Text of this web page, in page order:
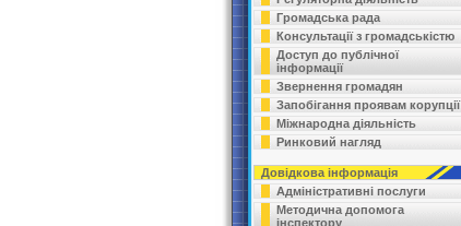
Громадська рада
Консультації з громадськістю
Доступ до публічної
інформації
Звернення громадян
Запобігання проявам корупції
Міжнародна діяльність
Ринковий нагляд
Довідкова інформація
Адміністративні послуги
Методична допомога
інспектору